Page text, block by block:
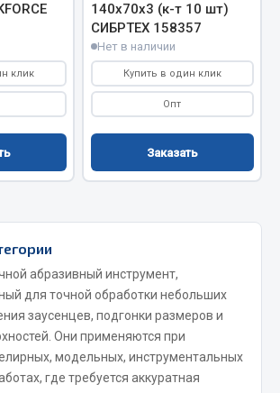
Показать ещё
клик
140х70х3 (к-т 10 шт)
СИБРТЕХ 158357
Нет в наличии
Купить в один клик
Опт
Заказать
абразивный инструмент,
для точной обработки небольших
заусенцев, подгонки размеров и
Они применяются при
модельных, инструментальных
где требуется аккуратная